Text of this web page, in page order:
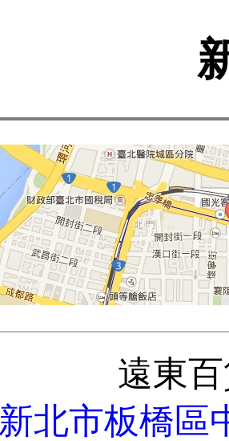
遠東
新北市板橋區